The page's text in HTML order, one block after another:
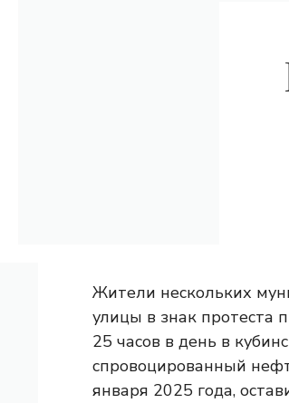
Жители нескольких
улицы в знак протеста
25 часов в день в
спровоцированный
января 2025 года,